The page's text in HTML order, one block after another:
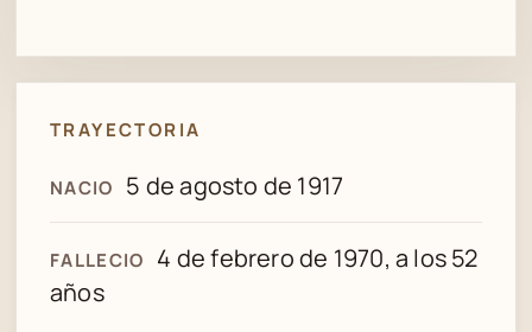
TRAYECTORIA
NACIO 5 de agosto de 1917
FALLECIO
4 de febrero de 1970, a los 52
años